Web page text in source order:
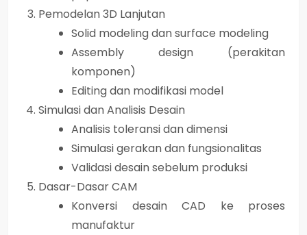
Pemodelan 3D Lanjutan
Solid modeling dan surface modeling
Assembly design (perakitan
komponen)
Editing dan modifikasi model
Simulasi dan Analisis Desain
Analisis toleransi dan dimensi
Simulasi gerakan dan fungsionalitas
Validasi desain sebelum produksi
Dasar-Dasar CAM
Konversi desain CAD ke proses
manufaktur